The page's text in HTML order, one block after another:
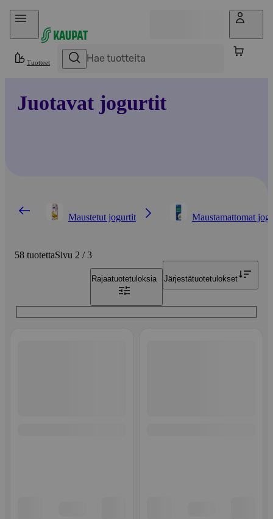
Hyppää sisältöön
Tuotteet
Juotavat jogurtit
Maustetut jogurtit Maustamattomat
58 tuotettaSivu 2 / 3
Rajaatuotetuloksia Järjestätuotetulokset